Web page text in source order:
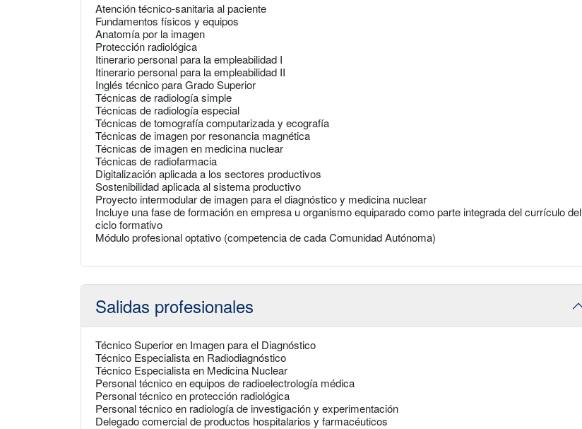
Atención técnico-sanitaria al paciente
Fundamentos físicos y equipos
Anatomía por la imagen
Protección radiológica
Itinerario personal para la empleabilidad I
Itinerario personal para la empleabilidad II
Inglés técnico para Grado Superior
Técnicas de radiología simple
Técnicas de radiología especial
Técnicas de tomografía computarizada y ecografía
Técnicas de imagen por resonancia magnética
Técnicas de imagen en medicina nuclear
Técnicas de radiofarmacia
Digitalización aplicada a los sectores productivos
Sostenibilidad aplicada al sistema productivo
Proyecto intermodular de imagen para el diagnóstico y medicina nuclear
Incluye una fase de formación en empresa u organismo equiparado como parte integrada del currículo del
ciclo formativo
Módulo profesional optativo (competencia de cada Comunidad Autónoma)
Salidas profesionales
Técnico Superior en Imagen para el Diagnóstico
Técnico Especialista en Radiodiagnóstico
Técnico Especialista en Medicina Nuclear
Personal técnico en equipos de radioelectrología médica
Personal técnico en protección radiológica
Personal técnico en radiología de investigación y experimentación
Delegado comercial de productos hospitalarios y farmacéuticos